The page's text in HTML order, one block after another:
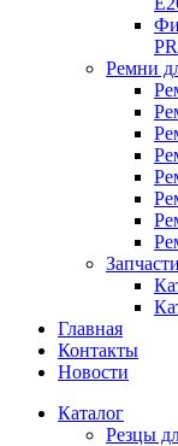
Ремни
Главная
Контакты
Новости
Каталог
Резцы